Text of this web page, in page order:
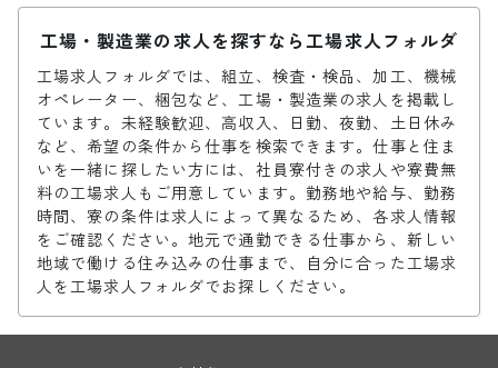
工場・製造業の求人を探すなら工場求人フォルダ
工場求人フォルダでは、組立、検査・検品、加工、機械
オペレーター、梱包など、工場・製造業の求人を掲載し
ています。未経験歓迎、高収入、日勤、夜勤、土日休み
など、希望の条件から仕事を検索できます。仕事と住ま
いを一緒に探したい方には、社員寮付きの求人や寮費無
料の工場求人もご用意しています。勤務地や給与、勤務
時間、寮の条件は求人によって異なるため、各求人情報
をご確認ください。地元で通勤できる仕事から、新しい
地域で働ける住み込みの仕事まで、自分に合った工場求
人を工場求人フォルダでお探しください。